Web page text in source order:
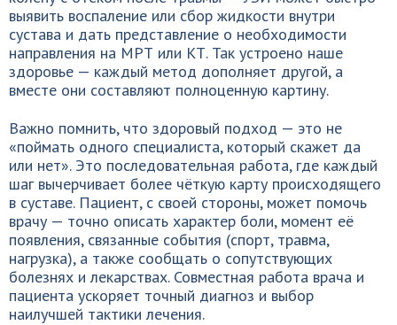
выявить воспаление или сбор жидкости внутри
сустава и дать представление о необходимости
направления на МРТ или КТ. Так устроено наше
здоровье — каждый метод дополняет другой, а
вместе они составляют полноценную картину.
Важно помнить, что здоровый подход — это не
«поймать одного специалиста, который скажет да
или нет». Это последовательная работа, где каждый
шаг вычерчивает более чёткую карту происходящего
в суставе. Пациент, с своей стороны, может помочь
врачу — точно описать характер боли, момент её
появления, связанные события (спорт, травма,
нагрузка), а также сообщать о сопутствующих
болезнях и лекарствах. Совместная работа врача и
пациента ускоряет точный диагноз и выбор
наилучшей тактики лечения.